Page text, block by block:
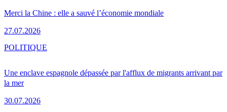
Merci la Chine : elle a sauvé l’économie mondiale
27.07.2026
Une enclave espagnole dépassée par l'afflux de migrants arrivant par
la mer
30.07.2026
POLITIQUE